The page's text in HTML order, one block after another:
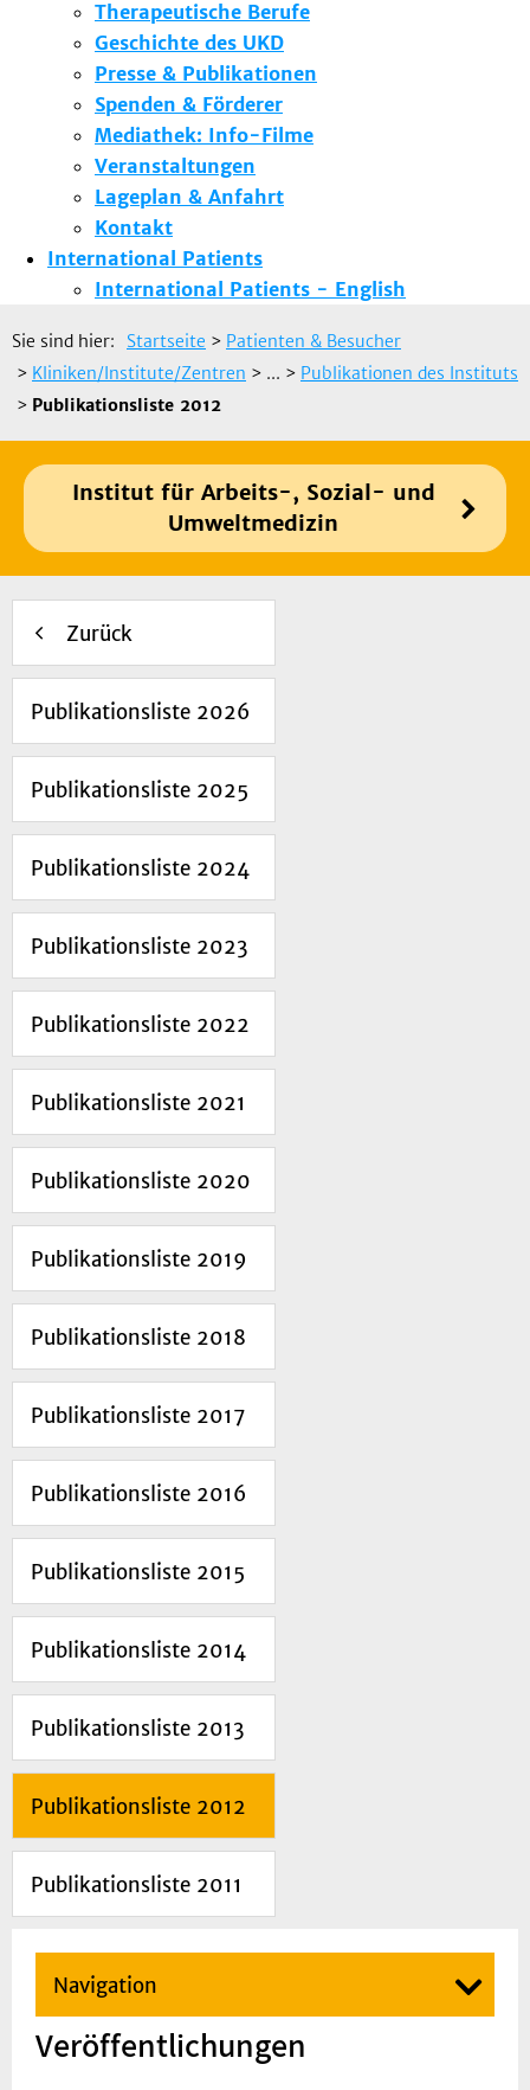
Therapeutische Berufe
Geschichte des UKD
Presse & Publikationen
Spenden & Förderer
Mediathek: Info-Filme
Veranstaltungen
Lageplan & Anfahrt
Kontakt
International Patients
International Patients - English
Sie sind hier: Startseite > Patienten & Besucher
> Kliniken/Institute/Zentren > ... > Publikationen des Instituts
> Publikationsliste 2012
Institut für Arbeits-, Sozial- und
Umweltmedizin
Zurück
Publikationsliste 2026
Publikationsliste 2025
Publikationsliste 2024
Publikationsliste 2023
Publikationsliste 2022
Publikationsliste 2021
Publikationsliste 2020
Publikationsliste 2019
Publikationsliste 2018
Publikationsliste 2017
Publikationsliste 2016
Publikationsliste 2015
Publikationsliste 2014
Publikationsliste 2013
Publikationsliste 2012
Publikationsliste 2011
Navigation
Veröffentlichungen